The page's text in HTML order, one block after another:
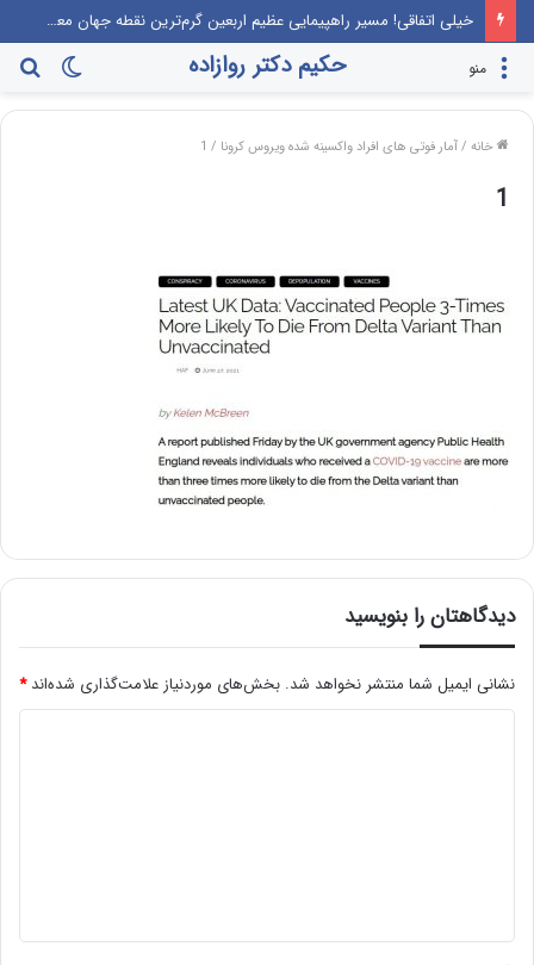
خیلی اتفاقی! مسیر راهپیمایی عظیم اربعین گرم‌ترین نقطه جهان معرفی می‌شود!
تغییر
پوسته
حکیم دکتر روازاده منو
خانه /آمار فوتی های افراد واکسینه شده ویروس کرونا /
1
1
دیدگاهتان را بنویسید
نشانی ایمیل شما منتشر نخواهد شد. بخش‌های موردنیاز علامت‌گذاری شده‌اند*
*